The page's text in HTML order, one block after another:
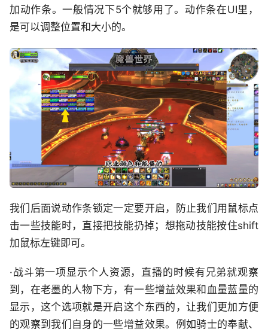
加动作条。一般情况下5个就够用了。动作条在UI里，
是可以调整位置和大小的。
我们后面说动作条锁定一定要开启，防止我们用鼠标点
击一些技能时，直接把技能扔掉；想拖动技能按住shift
加鼠标左键即可。
·战斗第一项显示个人资源，直播的时候有兄弟就观察
到，在老墨的人物下方，有一些增益效果和血量蓝量的
显示，这个选项就是开启这个东西的，让我们更加方便
的观察到我们自身的一些增益效果。例如骑士的奉献、